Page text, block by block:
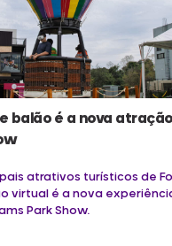
balão é a nova
atrativos turísticos de
virtual é a nova
Park Show.